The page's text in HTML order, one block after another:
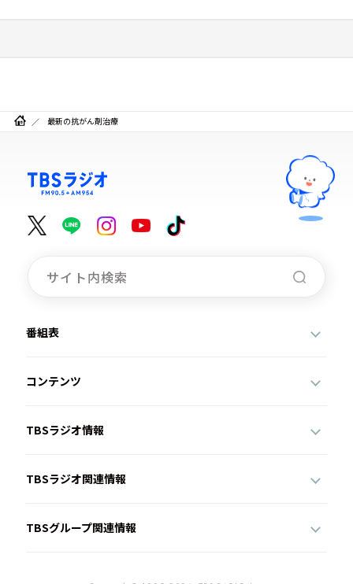
最新の抗がん剤治療
番組表
コンテンツ
TBSラジオ情報
TBSラジオ関連情報
TBSグループ関連情報